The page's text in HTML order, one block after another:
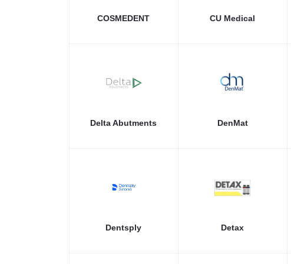
COSMEDENT CU Medical
Delta Abutments DenMat
Dentsply Detax